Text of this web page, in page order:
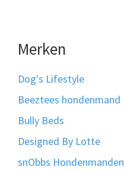
Merken
Dog's Lifestyle
Beeztees hondenmand
Bully Beds
Designed By Lotte
snObbs Hondenmanden